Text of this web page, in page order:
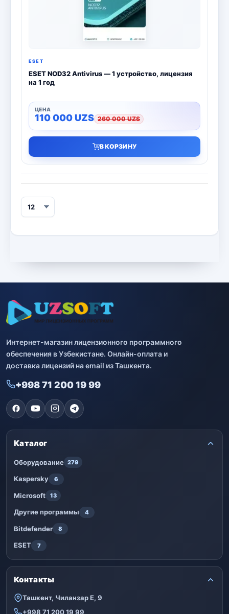
ESET
ESET NOD32 Antivirus — 1 устройство, лицензия
на 1 год
110 000UZS 260 000UZS
В КОРЗИНУ
Интернет-магазин лицензионного программного
обеспечения в Узбекистане. Онлайн-оплата и
доставка лицензий на email из Ташкента.
+998 71 200 19 99
Каталог
Оборудование 279
Kaspersky 6
Microsoft 13
Другие программы 4
Bitdefender 8
ESET 7
Контакты
Ташкент, Чиланзар Е, 9
+998 71 200 19 99